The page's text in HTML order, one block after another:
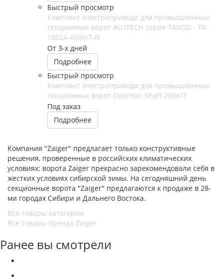
Быстрый просмотр
Комплект электропривода для промышленных
секционных ворот ALUTECH серия TARGO - TR-
10024-400KIT-N
От 3-х дней
Подробнее
Быстрый просмотр
Комплект электропривода для промышленных
секционных ворот DoorHan Shaft-200KIT
Под заказ
Подробнее
Компания "Zaiger" предлагает только конструктивные
решения, проверенные в российских климатических
условиях: ворота Zaiger прекрасно зарекомендовали себя в
жестких условиях сибирской зимы. На сегодняшний день
секционные ворота "Zaiger" предлагаются к продаже в 28-
ми городах Сибири и Дальнего Востока.
Все товары категории
Все товары бренда Zaiger
Ранее вы смотрели